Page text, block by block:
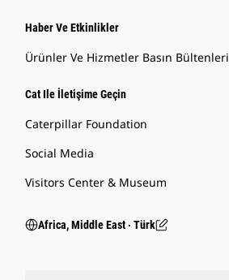
Haber Ve Etkinlikler
Ürünler Ve Hizmetler Basın Bültenleri
Cat Ile İletişime Geçin
Caterpillar Foundation
Social Media
Visitors Center & Museum
Africa, Middle East ‧ Türk